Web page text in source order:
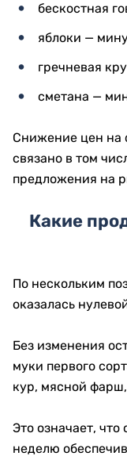
бескостная
яблоки —
гречневая
сметана —
Снижение цен на
связано в том
предложения на
Какие
По нескольким
оказалась
Без изменения
муки первого
кур, мясной
Это означает,
неделю